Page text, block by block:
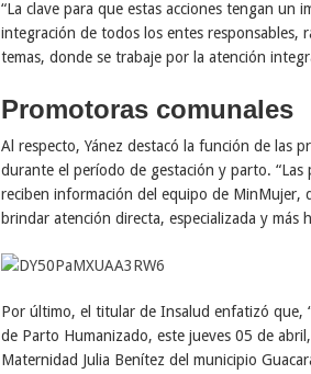
“La clave para que estas acciones tengan un
integración de todos los entes responsables,
temas, donde se trabaje por la atención
Promotoras comunales
Al respecto, Yánez destacó la función de las
durante el período de gestación y parto. “Las
reciben información del equipo de MinMujer,
brindar atención directa, especializada y más
Por último, el titular de Insalud enfatizó que,
de Parto Humanizado, este jueves 05 de
Maternidad Julia Benítez del municipio